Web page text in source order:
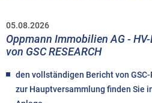
05.08.2026
Oppmann Immobilien AG -
von GSC RESEARCH
den vollständigen Bericht von GSC-
zur Hauptversammlung finden Sie